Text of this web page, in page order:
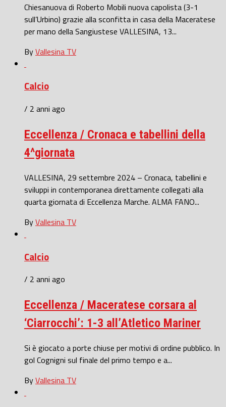
Chiesanuova di Roberto Mobili nuova capolista (3-1
sull’Urbino) grazie alla sconfitta in casa della Maceratese
per mano della Sangiustese VALLESINA, 13...
ByVallesina TV
Calcio
/ 2 anni ago
Eccellenza / Cronaca e tabellini della
4^giornata
VALLESINA, 29 settembre 2024 – Cronaca, tabellini e
sviluppi in contemporanea direttamente collegati alla
quarta giornata di Eccellenza Marche. ALMA FANO...
ByVallesina TV
Calcio
/ 2 anni ago
Eccellenza / Maceratese corsara al
‘Ciarrocchi’: 1-3 all’Atletico Mariner
Si è giocato a porte chiuse per motivi di ordine pubblico. In
gol Cognigni sul finale del primo tempo e a...
ByVallesina TV